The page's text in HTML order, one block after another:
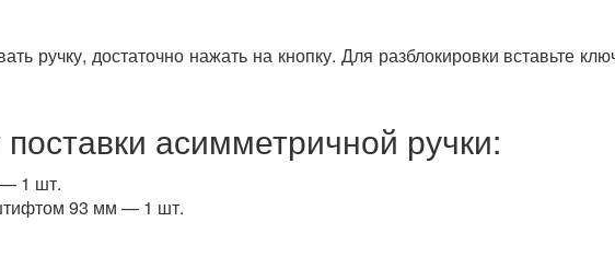
ручку, достаточно нажать на кнопку. Для разблокировки вставьте
поставки асимметричной ручки:
1 шт.
93 мм — 1 шт.